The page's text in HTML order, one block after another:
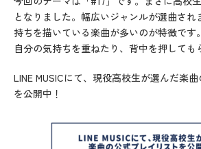
となりました。幅広いジャンルが選曲さ
持ちを描いている楽曲が多いのが特徴です
自分の気持ちを重ねたり、背中を押しても
LINE MUSICにて、現役高校生が選んだ楽
を公開中！